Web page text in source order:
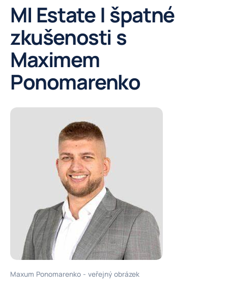
MI Estate | špatné
zkušenosti s
Maximem
Ponomarenko
Maxum Ponomarenko - veřejný obrázek